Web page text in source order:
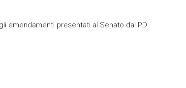
emendamenti presentati al Senato dal PD